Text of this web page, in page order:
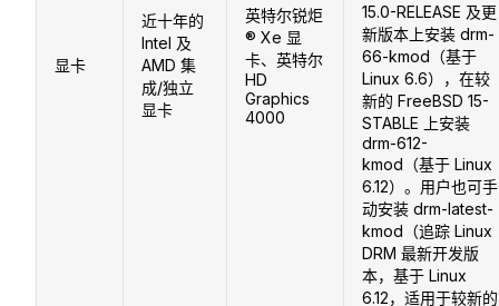
显卡
近十年的
Intel 及
AMD 集
成/独立
显卡
英特尔锐炬
® Xe 显
卡、英特尔
HD
Graphics
4000
15.0-RELEASE 及更
新版本上安装 drm-
66-kmod（基于
Linux 6.6），在较
新的 FreeBSD 15-
STABLE 上安装
drm-612-
kmod（基于 Linux
6.12）。用户也可手
动安装 drm-latest-
kmod（追踪 Linux
DRM 最新开发版
本，基于 Linux
6.12，适用于较新的